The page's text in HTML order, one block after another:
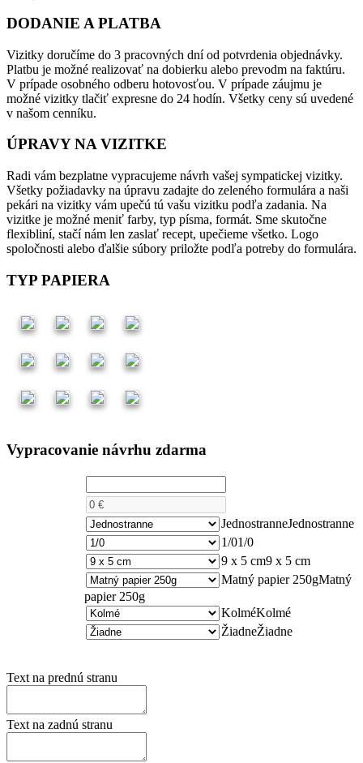
DODANIE A PLATBA
Vizitky doručíme do 3 pracovných dní od potvrdenia objednávky.
Platbu je možné realizovať na dobierku alebo prevodm na faktúru.
V prípade osobného odberu hotovosťou. V prípade záujmu je
možné vizitky tlačiť expresne do 24 hodín. Všetky ceny sú uvedené
v našom cenníku.
ÚPRAVY NA VIZITKE
Radi vám bezplatne vypracujeme návrh vašej sympatickej vizitky.
Všetky požiadavky na úpravu zadajte do zeleného formulára a naši
pekári na vizitky vám upečú tú vašu vizitku podľa zadania. Na
vizitke je možné meniť farby, typ písma, formát. Sme skutočne
flexibliní, stačí nám len zaslať recept, upečieme všetko. Logo
spoločnosti alebo ďalšie súbory priložte podľa potreby do formulára.
TYP PAPIERA
Vypracovanie návrhu zdarma
JednostranneJednostranne
1/01/0
9 x 5 cm9 x 5 cm
Matný papier 250gMatný
papier 250g
KolméKolmé
ŽiadneŽiadne
Text na prednú stranu
Text na zadnú stranu